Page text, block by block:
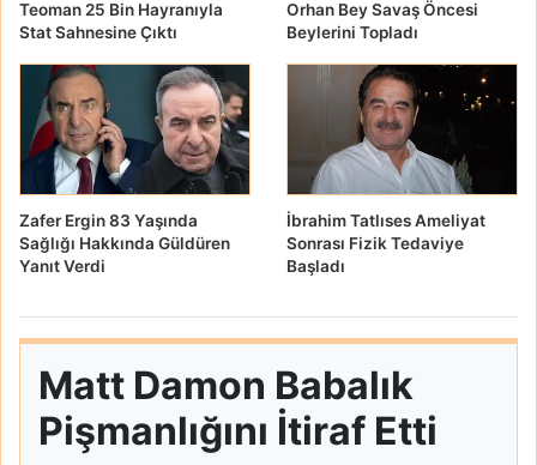
Teoman 25 Bin Hayranıyla
Stat Sahnesine Çıktı
Orhan Bey Savaş Öncesi
Beylerini Topladı
Zafer Ergin 83 Yaşında
Sağlığı Hakkında Güldüren
Yanıt Verdi
İbrahim Tatlıses Ameliyat
Sonrası Fizik Tedaviye
Başladı
Matt Damon Babalık
Pişmanlığını İtiraf Etti